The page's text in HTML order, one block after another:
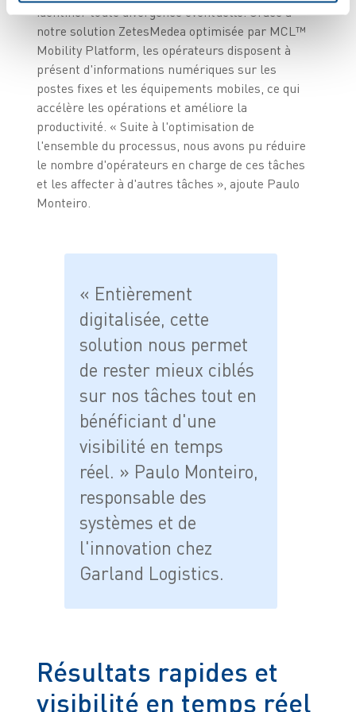
identifier toute divergence éventuelle. Grâce à
notre solution ZetesMedea optimisée par MCL™
Mobility Platform, les opérateurs disposent à
présent d'informations numériques sur les
postes fixes et les équipements mobiles, ce qui
accélère les opérations et améliore la
productivité. « Suite à l'optimisation de
l'ensemble du processus, nous avons pu réduire
le nombre d'opérateurs en charge de ces tâches
et les affecter à d'autres tâches », ajoute Paulo
Monteiro.
« Entièrement
digitalisée, cette
solution nous permet
de rester mieux ciblés
sur nos tâches tout en
bénéficiant d'une
visibilité en temps
réel. » Paulo Monteiro,
responsable des
systèmes et de
l'innovation chez
Garland Logistics.
Résultats rapides et
visibilité en temps réel